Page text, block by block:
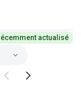
actualisé